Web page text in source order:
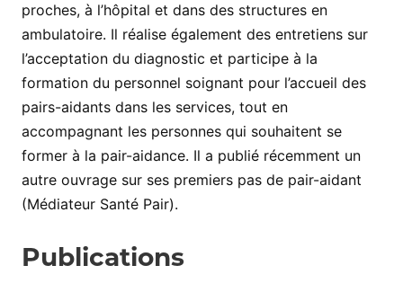
proches, à l’hôpital et dans des structures en
ambulatoire. Il réalise également des entretiens sur
l’acceptation du diagnostic et participe à la
formation du personnel soignant pour l’accueil des
pairs-aidants dans les services, tout en
accompagnant les personnes qui souhaitent se
former à la pair-aidance. Il a publié récemment un
autre ouvrage sur ses premiers pas de pair-aidant
(Médiateur Santé Pair).
Publications